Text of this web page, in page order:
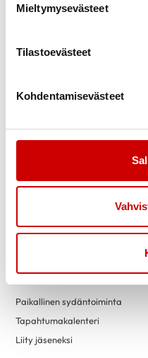
Mieltymysevästeet
Tilastoevästeet
Kohdentamisevästeet
Tässä kuussa toimistollamme
Paikallinen sydäntoiminta
Tapahtumakalenteri
Liity jäseneksi